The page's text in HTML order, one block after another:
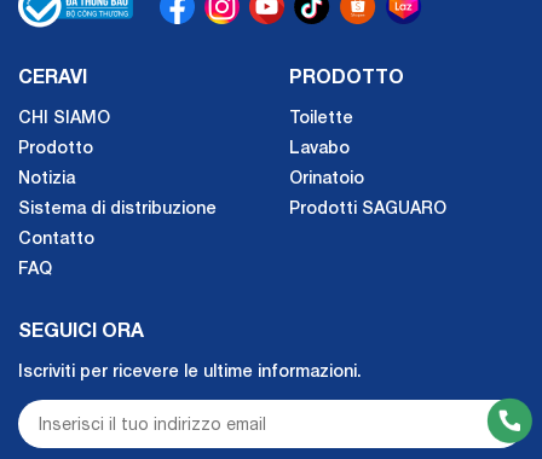
CERAVI
CHI SIAMO
Prodotto
Notizia
Sistema di distribuzione
Contatto
FAQ
PRODOTTO
Toilette
Lavabo
Orinatoio
Prodotti SAGUARO
SEGUICI ORA
Iscriviti per ricevere le ultime informazioni.